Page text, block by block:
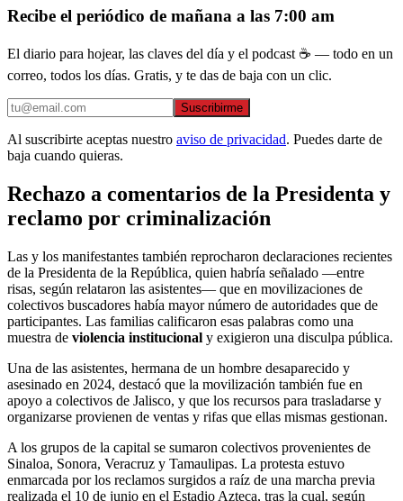
Recibe el periódico de mañana a las 7:00 am
El diario para hojear, las claves del día y el podcast ☕ — todo en un
correo, todos los días. Gratis, y te das de baja con un clic.
Suscribirme
Al suscribirte aceptas nuestro aviso de privacidad. Puedes darte de
baja cuando quieras.
Rechazo a comentarios de la Presidenta y
reclamo por criminalización
Las y los manifestantes también reprocharon declaraciones recientes
de la Presidenta de la República, quien habría señalado —entre
risas, según relataron las asistentes— que en movilizaciones de
colectivos buscadores había mayor número de autoridades que de
participantes. Las familias calificaron esas palabras como una
muestra de violencia institucional y exigieron una disculpa pública.
Una de las asistentes, hermana de un hombre desaparecido y
asesinado en 2024, destacó que la movilización también fue en
apoyo a colectivos de Jalisco, y que los recursos para trasladarse y
organizarse provienen de ventas y rifas que ellas mismas gestionan.
A los grupos de la capital se sumaron colectivos provenientes de
Sinaloa, Sonora, Veracruz y Tamaulipas. La protesta estuvo
enmarcada por los reclamos surgidos a raíz de una marcha previa
realizada el 10 de junio en el Estadio Azteca, tras la cual, según